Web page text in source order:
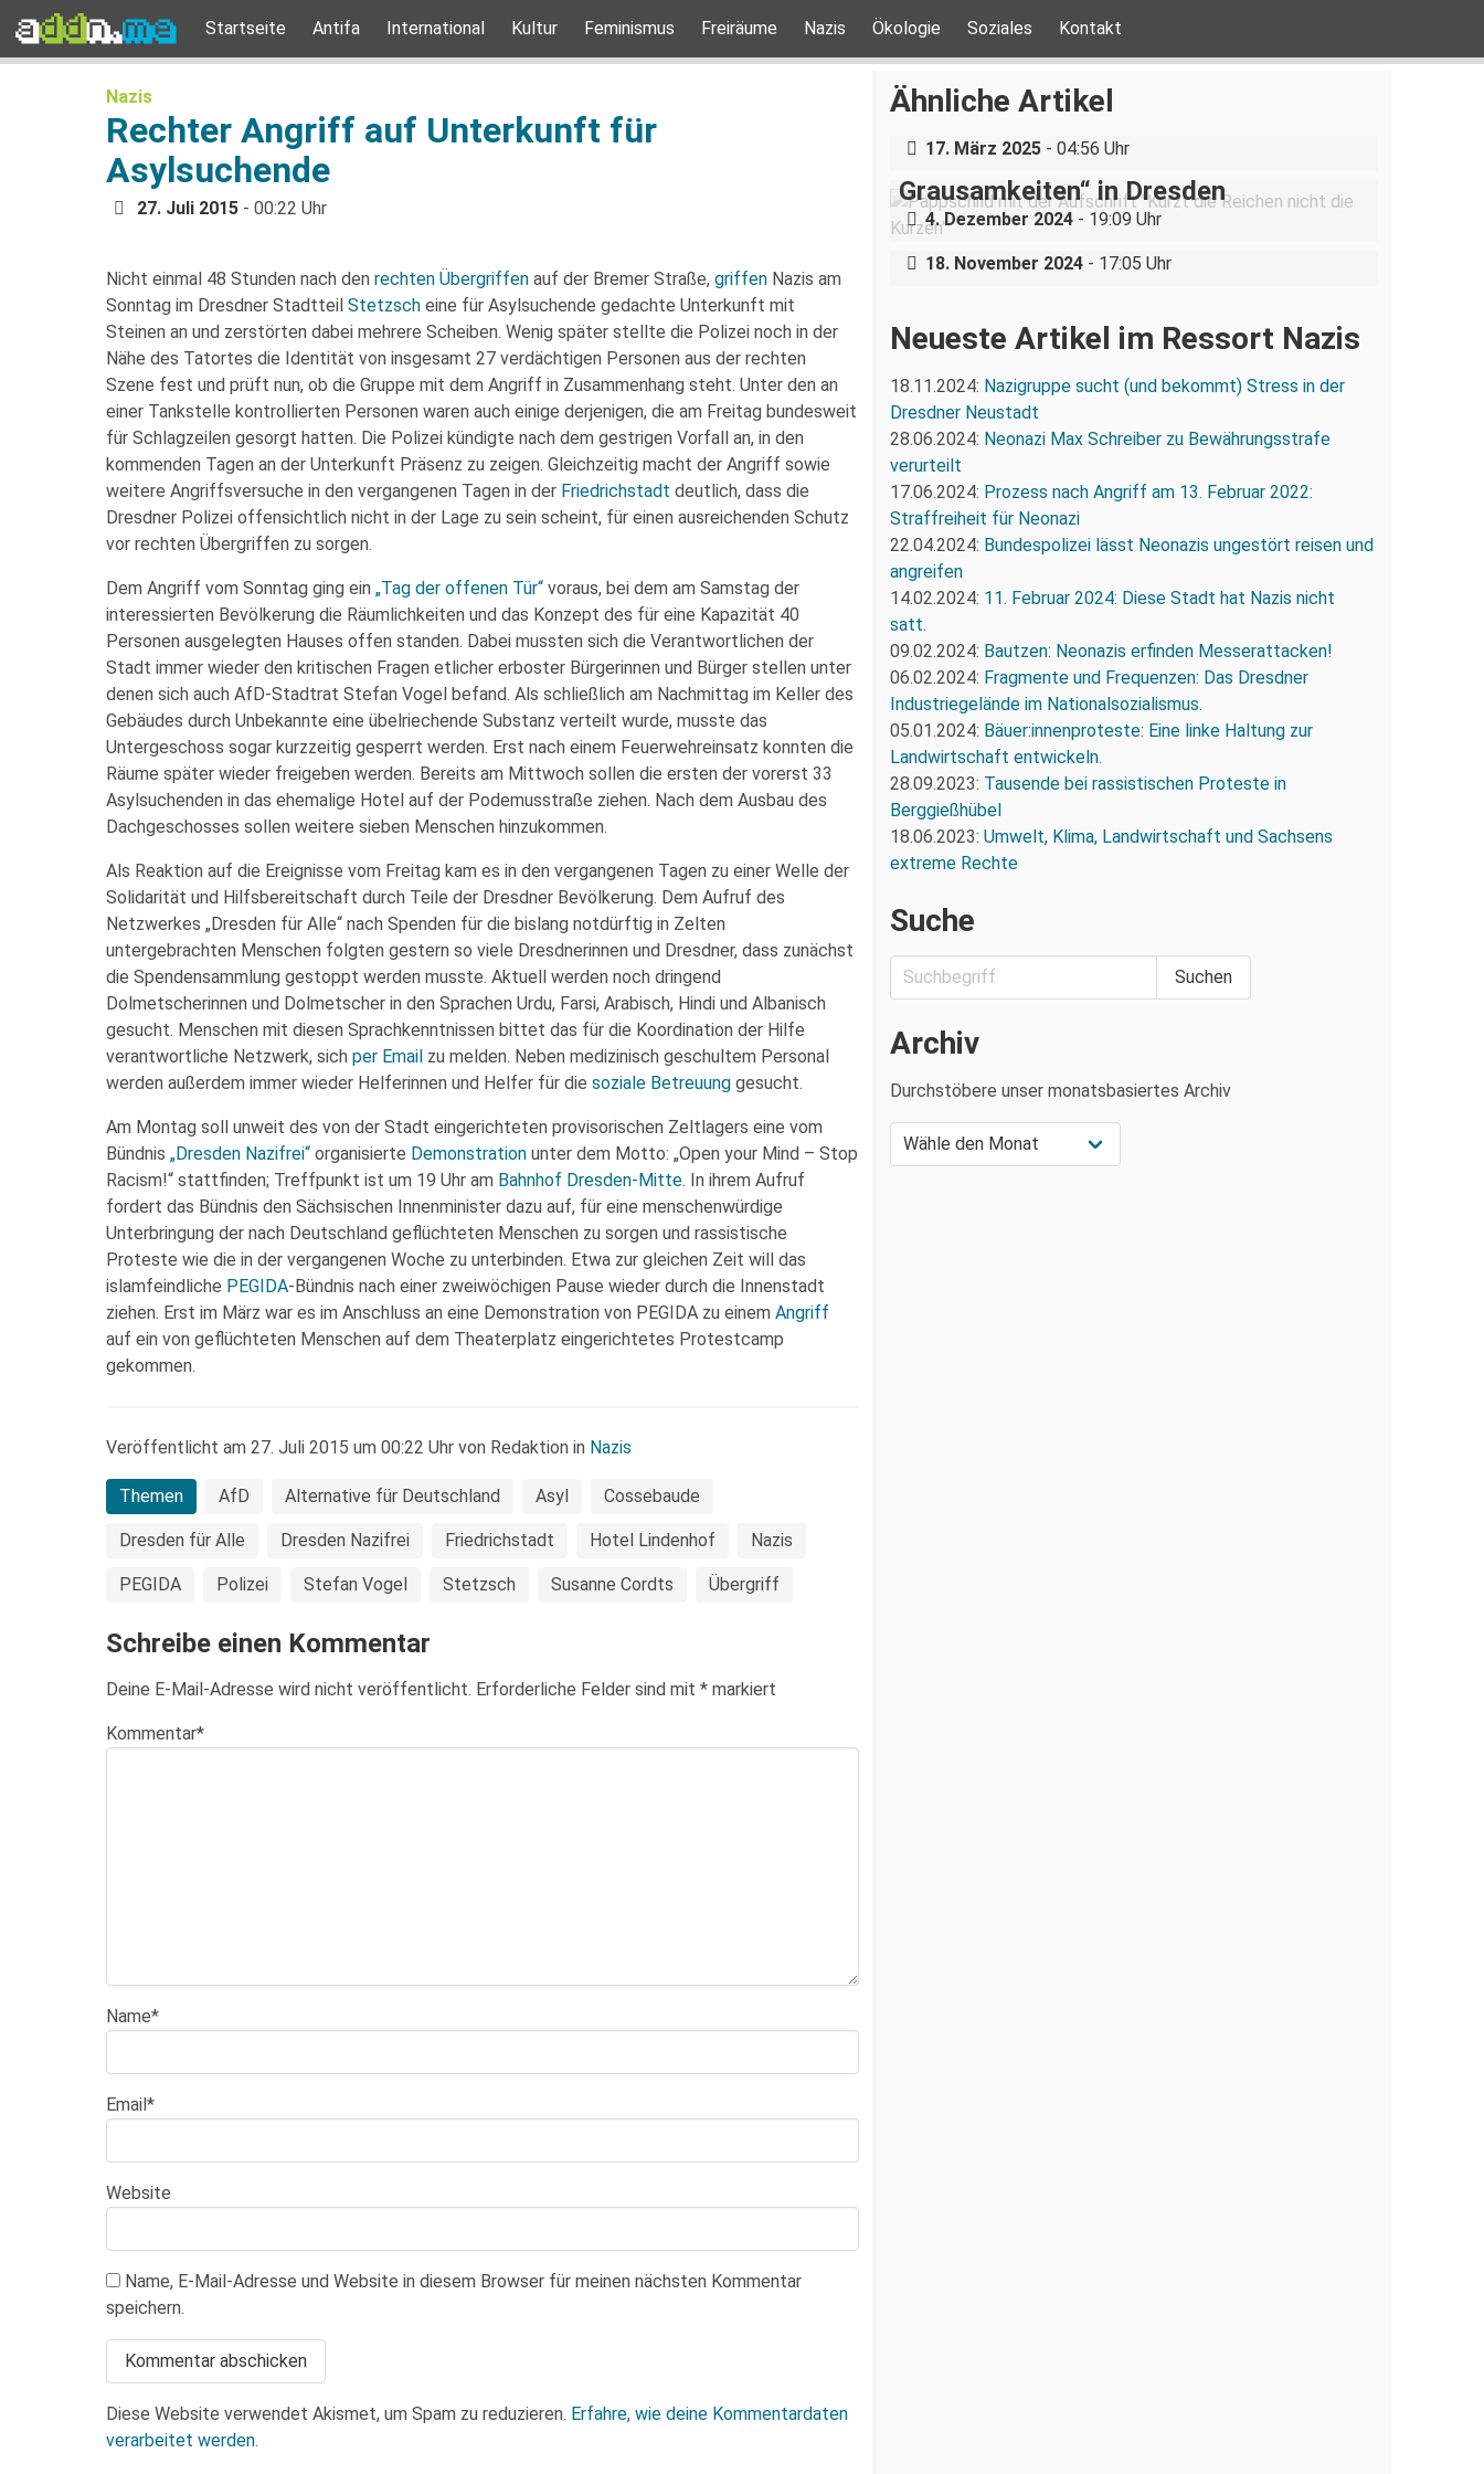
Startseite Antifa International Kultur Feminismus Freiräume Nazis Ökologie Soziales Kontakt
Nazis
Rechter Angriff auf Unterkunft für
Asylsuchende
27. Juli 2015 - 00:22 Uhr
Nicht einmal 48 Stunden nach den rechten Übergriffen auf der Bremer Straße, griffen Nazis am
Sonntag im Dresdner Stadtteil Stetzsch eine für Asylsuchende gedachte Unterkunft mit
Steinen an und zerstörten dabei mehrere Scheiben. Wenig später stellte die Polizei noch in der
Nähe des Tatortes die Identität von insgesamt 27 verdächtigen Personen aus der rechten
Szene fest und prüft nun, ob die Gruppe mit dem Angriff in Zusammenhang steht. Unter den an
einer Tankstelle kontrollierten Personen waren auch einige derjenigen, die am Freitag bundesweit
für Schlagzeilen gesorgt hatten. Die Polizei kündigte nach dem gestrigen Vorfall an, in den
kommenden Tagen an der Unterkunft Präsenz zu zeigen. Gleichzeitig macht der Angriff sowie
weitere Angriffsversuche in den vergangenen Tagen in der Friedrichstadt deutlich, dass die
Dresdner Polizei offensichtlich nicht in der Lage zu sein scheint, für einen ausreichenden Schutz
vor rechten Übergriffen zu sorgen.
Dem Angriff vom Sonntag ging ein „Tag der offenen Tür“ voraus, bei dem am Samstag der
interessierten Bevölkerung die Räumlichkeiten und das Konzept des für eine Kapazität 40
Personen ausgelegten Hauses offen standen. Dabei mussten sich die Verantwortlichen der
Stadt immer wieder den kritischen Fragen etlicher erboster Bürgerinnen und Bürger stellen unter
denen sich auch AfD-Stadtrat Stefan Vogel befand. Als schließlich am Nachmittag im Keller des
Gebäudes durch Unbekannte eine übelriechende Substanz verteilt wurde, musste das
Untergeschoss sogar kurzzeitig gesperrt werden. Erst nach einem Feuerwehreinsatz konnten die
Räume später wieder freigeben werden. Bereits am Mittwoch sollen die ersten der vorerst 33
Asylsuchenden in das ehemalige Hotel auf der Podemusstraße ziehen. Nach dem Ausbau des
Dachgeschosses sollen weitere sieben Menschen hinzukommen.
Als Reaktion auf die Ereignisse vom Freitag kam es in den vergangenen Tagen zu einer Welle der
Solidarität und Hilfsbereitschaft durch Teile der Dresdner Bevölkerung. Dem Aufruf des
Netzwerkes „Dresden für Alle“ nach Spenden für die bislang notdürftig in Zelten
untergebrachten Menschen folgten gestern so viele Dresdnerinnen und Dresdner, dass zunächst
die Spendensammlung gestoppt werden musste. Aktuell werden noch dringend
Dolmetscherinnen und Dolmetscher in den Sprachen Urdu, Farsi, Arabisch, Hindi und Albanisch
gesucht. Menschen mit diesen Sprachkenntnissen bittet das für die Koordination der Hilfe
verantwortliche Netzwerk, sich per Email zu melden. Neben medizinisch geschultem Personal
werden außerdem immer wieder Helferinnen und Helfer für die soziale Betreuung gesucht.
Am Montag soll unweit des von der Stadt eingerichteten provisorischen Zeltlagers eine vom
Bündnis „Dresden Nazifrei“ organisierte Demonstration unter dem Motto: „Open your Mind – Stop
Racism!“ stattfinden; Treffpunkt ist um 19 Uhr am Bahnhof Dresden-Mitte. In ihrem Aufruf
fordert das Bündnis den Sächsischen Innenminister dazu auf, für eine menschenwürdige
Unterbringung der nach Deutschland geflüchteten Menschen zu sorgen und rassistische
Proteste wie die in der vergangenen Woche zu unterbinden. Etwa zur gleichen Zeit will das
islamfeindliche PEGIDA-Bündnis nach einer zweiwöchigen Pause wieder durch die Innenstadt
ziehen. Erst im März war es im Anschluss an eine Demonstration von PEGIDA zu einem Angriff
auf ein von geflüchteten Menschen auf dem Theaterplatz eingerichtetes Protestcamp
gekommen.
Veröffentlicht am 27. Juli 2015 um 00:22 Uhr von Redaktion in Nazis
Themen AfD Alternative für Deutschland Asyl Cossebaude
Dresden für Alle Dresden Nazifrei Friedrichstadt Hotel Lindenhof Nazis
PEGIDA Polizei Stefan Vogel Stetzsch Susanne Cordts Übergriff
Schreibe einen Kommentar
Deine E-Mail-Adresse wird nicht veröffentlicht. Erforderliche Felder sind mit * markiert
Kommentar*
Name*
Email*
Website
Name, E-Mail-Adresse und Website in diesem Browser für meinen nächsten Kommentar
speichern.
Diese Website verwendet Akismet, um Spam zu reduzieren. Erfahre, wie deine Kommentardaten
verarbeitet werden.
Ähnliche Artikel
Über eine AfD-Rede zum
Holocaustgedenktag in Coswig bei
Dresden
17. März 2025- 04:56 Uhr
Demonstration gegen „Liste der
Grausamkeiten“ in Dresden
4. Dezember 2024- 19:09 Uhr
Nazigruppe sucht (und bekommt)
Stress in der Dresdner Neustadt
18. November 2024- 17:05 Uhr
Neueste Artikel im Ressort Nazis
18.11.2024: Nazigruppe sucht (und bekommt) Stress in der
Dresdner Neustadt
28.06.2024: Neonazi Max Schreiber zu Bewährungsstrafe
verurteilt
17.06.2024: Prozess nach Angriff am 13. Februar 2022:
Straffreiheit für Neonazi
22.04.2024: Bundespolizei lässt Neonazis ungestört reisen und
angreifen
14.02.2024: 11. Februar 2024: Diese Stadt hat Nazis nicht
satt.
09.02.2024: Bautzen: Neonazis erfinden Messerattacken!
06.02.2024: Fragmente und Frequenzen: Das Dresdner
Industriegelände im Nationalsozialismus.
05.01.2024: Bäuer:innenproteste: Eine linke Haltung zur
Landwirtschaft entwickeln.
28.09.2023: Tausende bei rassistischen Proteste in
Berggießhübel
18.06.2023: Umwelt, Klima, Landwirtschaft und Sachsens
extreme Rechte
Suche
Archiv
Durchstöbere unser monatsbasiertes Archiv